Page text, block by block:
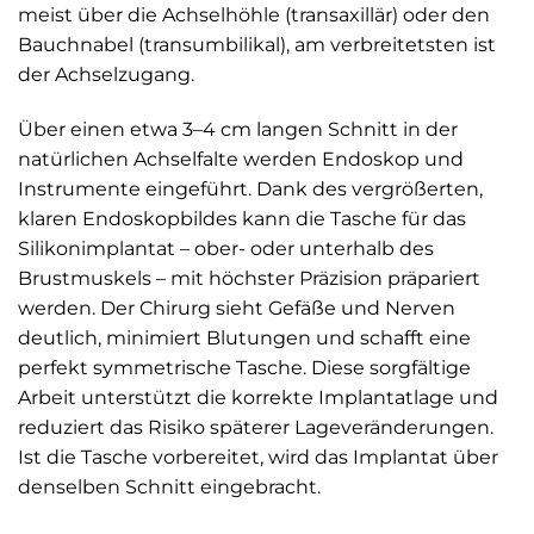
meist über die Achselhöhle (transaxillär) oder den
Bauchnabel (transumbilikal), am verbreitetsten ist
der Achselzugang.
Über einen etwa 3–4 cm langen Schnitt in der
natürlichen Achselfalte werden Endoskop und
Instrumente eingeführt. Dank des vergrößerten,
klaren Endoskopbildes kann die Tasche für das
Silikonimplantat – ober- oder unterhalb des
Brustmuskels – mit höchster Präzision präpariert
werden. Der Chirurg sieht Gefäße und Nerven
deutlich, minimiert Blutungen und schafft eine
perfekt symmetrische Tasche. Diese sorgfältige
Arbeit unterstützt die korrekte Implantatlage und
reduziert das Risiko späterer Lageveränderungen.
Ist die Tasche vorbereitet, wird das Implantat über
denselben Schnitt eingebracht.